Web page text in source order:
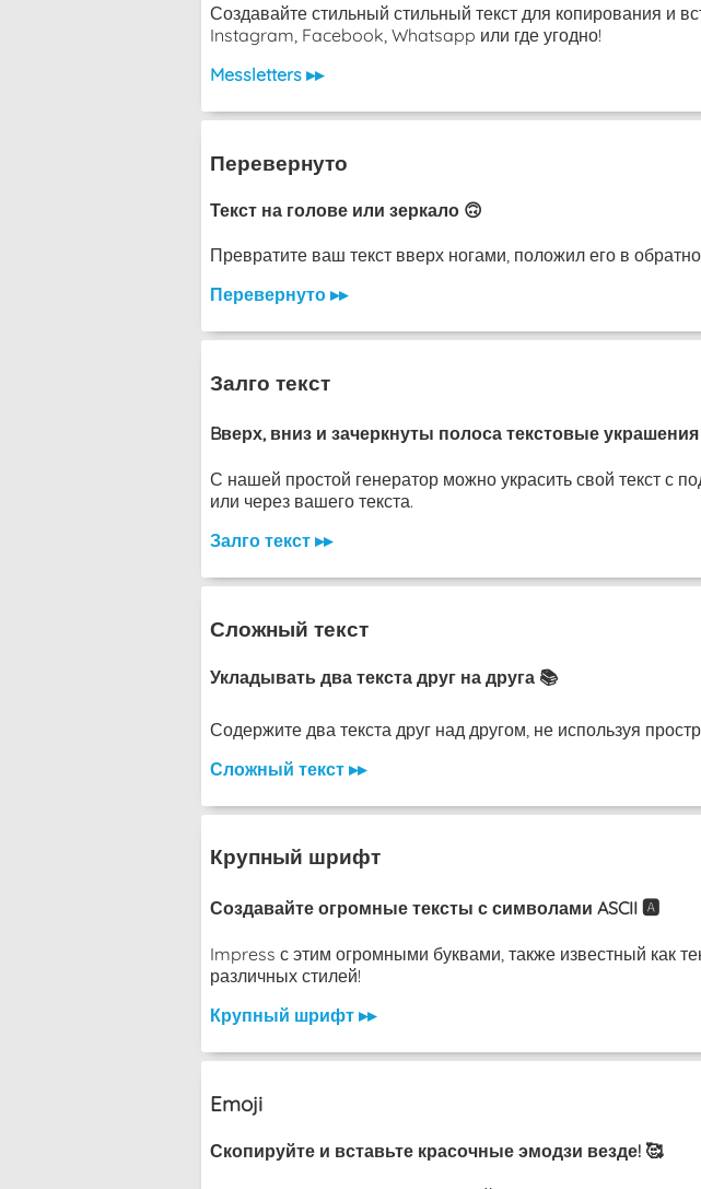
Создавайте стильный стильный текст для копирования и
Instagram, Facebook, Whatsapp или где угодно!
Messletters ▸▸
Перевернуто
Текст на голове или зеркало 🙃
Превратите ваш текст вверх ногами, положил его в
Перевернуто ▸▸
Залго текст
Bверх, вниз и зачеркнуты полоса текстовые
С нашей простой генератор можно украсить свой ​​текст с
или через вашего текста.
Залго текст ▸▸
Сложный текст
Укладывать два текста друг на друга 📚
Содержите два текста друг над другом, не используя
Сложный текст ▸▸
Крупный шрифт
Создавайте огромные тексты с символами ASCII 🅰️
Impress с этим огромными буквами, также известный как
различных стилей!
Крупный шрифт ▸▸
Emoji
Скопируйте и вставьте красочные эмодзи везде! 🥰